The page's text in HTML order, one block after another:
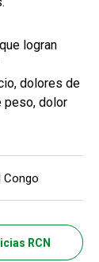
logran
dolores de
peso, dolor
Congo
RCN